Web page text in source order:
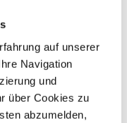
auf unserer
Navigation
und
über Cookies zu
abzumelden,
ALLES
zum
und mehr.